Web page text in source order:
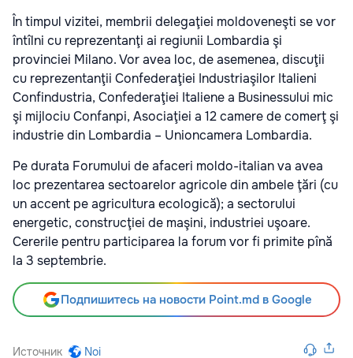
În timpul vizitei, membrii delegaţiei moldoveneşti se vor
întîlni cu reprezentanţi ai regiunii Lombardia şi
provinciei Milano. Vor avea loc, de asemenea, discuţii
cu reprezentanţii Confederaţiei Industriaşilor Italieni
Confindustria, Confederaţiei Italiene a Businessului mic
şi mijlociu Confanpi, Asociaţiei a 12 camere de comerţ şi
industrie din Lombardia – Unioncamera Lombardia.
Pe durata Forumului de afaceri moldo-italian va avea
loc prezentarea sectoarelor agricole din ambele ţări (cu
un accent pe agricultura ecologică); a sectorului
energetic, construcţiei de maşini, industriei uşoare.
Cererile pentru participarea la forum vor fi primite pînă
la 3 septembrie.
Подпишитесь на новости Point.md в Google
Источник Noi